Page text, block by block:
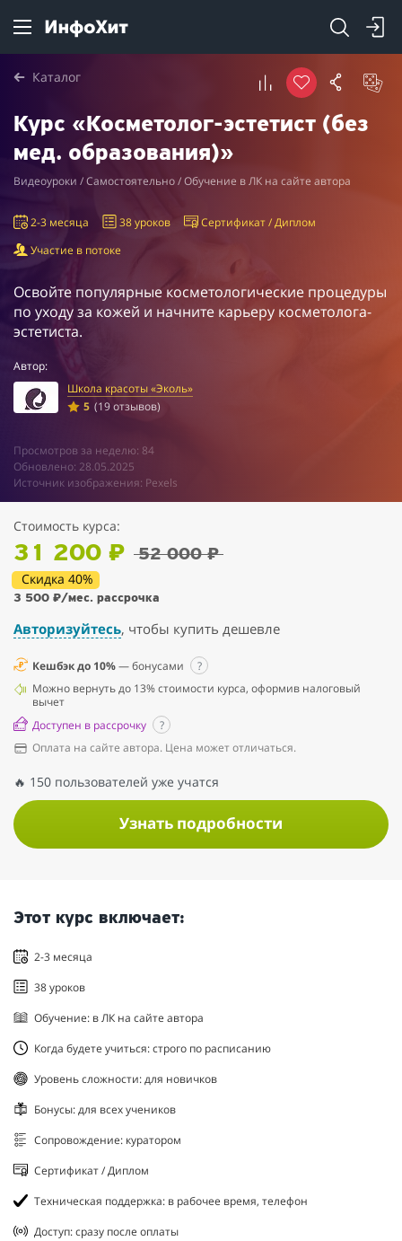
Каталог
Курс «Косметолог-эстетист (без
мед. образования)»
Видеоуроки / Самостоятельно / Обучение в ЛК на сайте автора
2-3 месяца 38 уроков
Сертификат / Диплом
Участие в потоке
Освойте популярные косметологические процедуры
по уходу за кожей и начните карьеру косметолога-
эстетиста.
Автор:
Школа красоты «Эколь»
5 (19 отзывов)
Просмотров за неделю: 84
Обновлено: 28.05.2025
Источник изображения: Pexels
Стоимость курса:
31 200 ₽ 52 000 ₽
Скидка 40%
3 500 ₽/мес. рассрочка
Авторизуйтесь, чтобы купить дешевле
Кешбэк до 10%— бонусами
?
Можно вернуть до 13% стоимости курса, оформив налоговый
вычет
Доступен в рассрочку
?
Оплата на сайте автора. Цена может отличаться.
🔥 150 пользователей уже учатся
Узнать подробности
Этот курс включает:
2-3 месяца
38 уроков
Обучение: в ЛК на сайте автора
Когда будете учиться: строго по расписанию
Уровень сложности: для новичков
Бонусы: для всех учеников
Сопровождение: куратором
Сертификат / Диплом
Техническая поддержка: в рабочее время, телефон
Доступ: сразу после оплаты